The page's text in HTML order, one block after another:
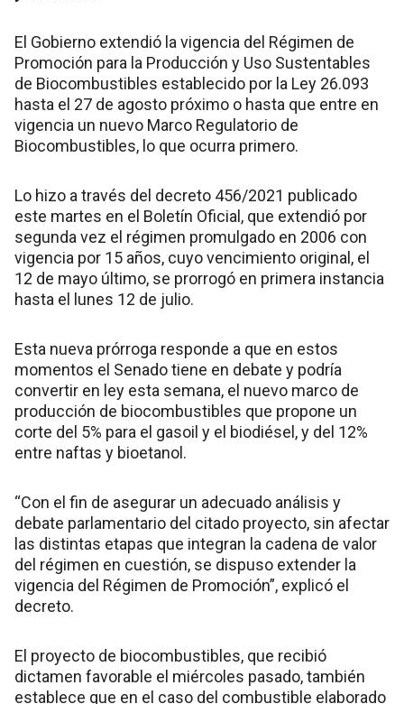
El Gobierno extendió la vigencia del Régimen de
Promoción para la Producción y Uso Sustentables
de Biocombustibles establecido por la Ley 26.093
hasta el 27 de agosto próximo o hasta que entre en
vigencia un nuevo Marco Regulatorio de
Biocombustibles, lo que ocurra primero.
Lo hizo a través del decreto 456/2021 publicado
este martes en el Boletín Oficial, que extendió por
segunda vez el régimen promulgado en 2006 con
vigencia por 15 años, cuyo vencimiento original, el
12 de mayo último, se prorrogó en primera instancia
hasta el lunes 12 de julio.
Esta nueva prórroga responde a que en estos
momentos el Senado tiene en debate y podría
convertir en ley esta semana, el nuevo marco de
producción de biocombustibles que propone un
corte del 5% para el gasoil y el biodiésel, y del 12%
entre naftas y bioetanol.
“Con el fin de asegurar un adecuado análisis y
debate parlamentario del citado proyecto, sin afectar
las distintas etapas que integran la cadena de valor
del régimen en cuestión, se dispuso extender la
vigencia del Régimen de Promoción”, explicó el
decreto.
El proyecto de biocombustibles, que recibió
dictamen favorable el miércoles pasado, también
establece que en el caso del combustible elaborado